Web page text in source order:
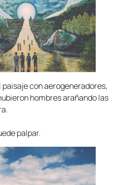
con aerogeneradores,
hombres arañando las
palpar.